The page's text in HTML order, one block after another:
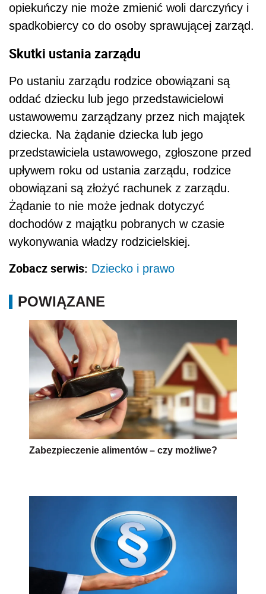
opiekuńczy nie może zmienić woli darczyńcy i
spadkobiercy co do osoby sprawującej zarząd.
Skutki ustania zarządu
Po ustaniu zarządu rodzice obowiązani są
oddać dziecku lub jego przedstawicielowi
ustawowemu zarządzany przez nich majątek
dziecka. Na żądanie dziecka lub jego
przedstawiciela ustawowego, zgłoszone przed
upływem roku od ustania zarządu, rodzice
obowiązani są złożyć rachunek z zarządu.
Żądanie to nie może jednak dotyczyć
dochodów z majątku pobranych w czasie
wykonywania władzy rodzicielskiej.
Zobacz serwis: Dziecko i prawo
POWIĄZANE
Zabezpieczenie alimentów – czy możliwe?